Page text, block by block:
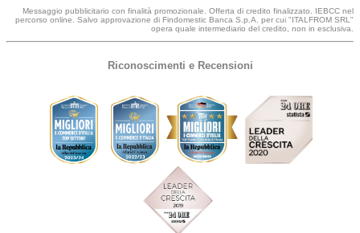
Messaggio pubblicitario con finalità promozionale. Offerta di credito finalizzato. IEBCC nel
percorso online. Salvo approvazione di Findomestic Banca S.p.A. per cui "ITALFROM SRL"
opera quale intermediario del credito, non in esclusiva.
Riconoscimenti e Recensioni